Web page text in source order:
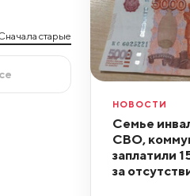
старые
НОВОСТИ
Семье
СВО,
заплатили
за